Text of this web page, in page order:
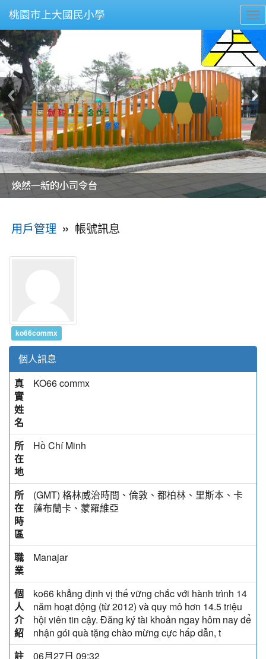
桃園市上大國民小學
美麗的操場是我們活力的來源
美麗的操場是我們活力的來源
煥然一新的小司令台
煥然一新的小司令台
富含桃園埤塘田園風光意象的中廊
富含桃園埤塘田園風光意象的中廊
嶄新的中庭廣場
嶄新的中庭廣場
水生池生生不息
水生池生生不息
用戶管理 » 帳號訊息
ko66commx
個人訊息
真
實
姓
名
KO66 commx
所
在
地
Hồ Chí Minh
所
在
時
區
(GMT) 格林威治時間、倫敦、都柏林、里斯本、卡
薩布蘭卡、蒙羅維亞
職
業
Manajar
個
人
介
紹
ko66 khẳng định vị thế vững chắc với hành trình 14
năm hoạt động (từ 2012) và quy mô hơn 14.5 triệu
hội viên tin cậy. Đăng ký tài khoản ngay hôm nay để
nhận gói quà tặng chào mừng cực hấp dẫn, t
註
06月27日 09:32